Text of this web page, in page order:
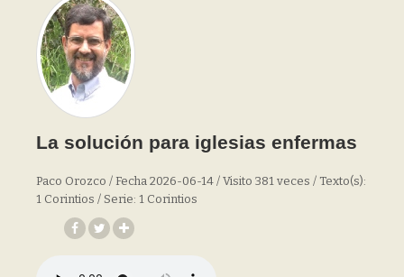
La solución para iglesias enfermas
Paco Orozco / Fecha 2026-06-14 / Visito 381 veces / Texto(s):
1 Corintios / Serie: 1 Corintios